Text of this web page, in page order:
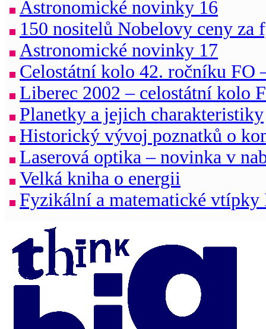
Astronomické novinky 16
150 nositelů Nobelovy ceny
Astronomické novinky 17
Celostátní kolo 42. ročníku FO
Liberec 2002 – celostátní kolo
Planetky a jejich charakteristiky
Historický vývoj poznatků o
Laserová optika – novinka v
Velká kniha o energii
Fyzikální a matematické vtípky